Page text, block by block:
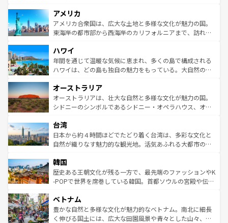
ンツ一覧を参照してほしい。
の建物がそのまま残る町や、スイスならではのユニークな
博物館もあり、アルプス観光だけでなく町歩きも満喫する
ことができる。国民の所得が高いため物価も高いが、旅行
ば市内交通費無料で観光を楽しむこともできる。 なお、新
着のスイス情報はコンテンツ一覧 を参照してほしい。
アメリカ
アメリカ合衆国は、広大な土地と多様な文化が魅力の国。
東海岸の都市部から西海岸のカリフォルニアまで、訪れる
のような巨大都市は、観光、ショッピング、エンターテイ
ンメントが詰まった刺激的なスポットだ。一方、アメリカ
西部には大自然が広がり、グランドキャニオンやイエロー
部のニューオーリンズでは、音楽と美食が融合した独特の
文化が魅力。旅行者はアメリカの各地域で異なる魅力を楽
しみながら、その多様性と豊かな歴史を感じることができ
ならではの贅沢な旅のスタイルだ。 なお、新着のアメリカ
情報はコンテンツ一覧を参照してほしい。
ハワイ
年間を通じて温暖な気候に恵まれ、多くの島で構成される
ハワイは、どの島も独自の魅力をもっている。大自然の神
ワイ島は見逃せない。また、定番の観光地といえばオアフ
島だが、静かな自然を求めるならマウイ島やカウアイ島が
おすすめ。エメラルドグリーンに輝く海をはじめ、豊かな
れるおもてなしの心で訪れる人々を迎えてくれるハワイの
人々、おいしいローカルフードやハワイアンミュージッ
ク、伝統的なフラダンスなど、すべてがハワイの魅力を彩
ワイを、存分に味わってほしい。 なお、新着のハワイ情報
はコンテンツ一覧を参照してほしい。
オーストラリア
オーストラリアは、壮大な自然と多様な文化が魅力の国。
シドニーのシンボルであるシドニー・オペラハウス、オー
リアリーフや大陸中央部にそびえるウルル（エアーズロッ
ク）、タスマニアの美しい原生林やケアンズの熱帯雨林な
ど、見どころがたくさん。また、カフェやワイン、オージ
いる。アクティビティも充実しており、サーフィンやダイ
ビング、ハイキングなど、アウトドア好きにはたまらな
い。オーストラリアの多彩な魅力を存分に味わいつくそ
参照してほしい。
台湾
日本から約４時間ほどでたどり着く台湾は、多彩な文化と
自然が織りなす魅力的な観光地。活気あふれる大都市の台
ン）、静ひつな山岳地帯である台湾東部など、都市の喧騒
と山間の静けさが共存しており、訪れる人に新しい発見と
驚きをもたらしてくれる。また、奥深い台湾の食文化も魅
容にもいいと評判のスイーツなど、バラエティ豊かな料理
が味わえる。 なお、新着の台湾情報は コンテンツ一覧を参
照してほしい。
韓国
歴史ある王朝文化が残る一方で、最先端のファッションやK
-POPで世界を席巻している韓国。首都ソウルの宮殿や伝統
き、地方に足を延ばせば四季折々の自然美を楽しむことが
できる。そして、キムチや焼肉、絶品のストリートフード
まで、さまざまな韓国料理が待っている。夜には、韓国な
ベトナム
豊かな自然と多様な文化が魅力的なベトナム。南北に細長
く伸びる国土には、広大な田園風景や青々とした山々、世